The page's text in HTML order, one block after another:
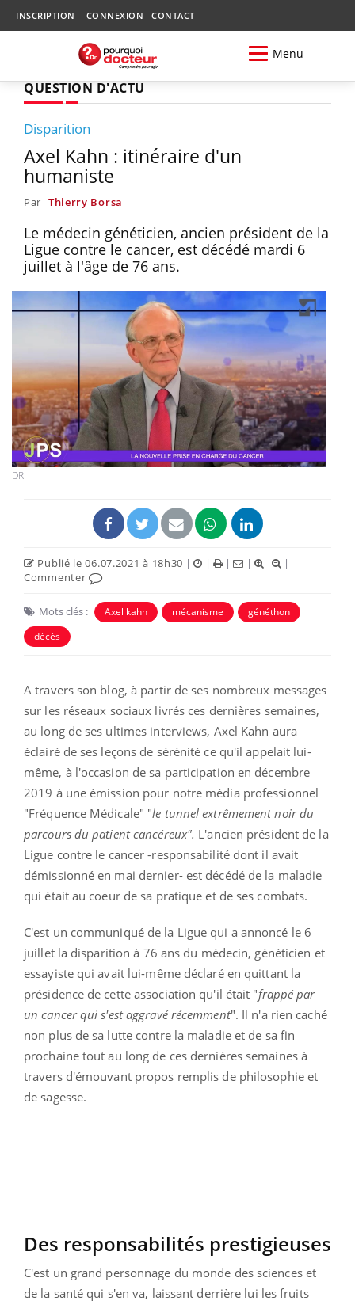
INSCRIPTION CONNEXION CONTACT
Menu
QUESTION D'ACTU
Disparition
Axel Kahn : itinéraire d'un
humaniste
Par Thierry Borsa
Le médecin généticien, ancien président de la
Ligue contre le cancer, est décédé mardi 6
juillet à l'âge de 76 ans.
DR
Publié le 06.07.2021 à 18h30 | | | |
|
Commenter
Mots clés : Axel kahn mécanisme
généthon
décès
A travers son blog, à partir de ses nombreux messages
sur les réseaux sociaux livrés ces dernières semaines,
au long de ses ultimes interviews, Axel Kahn aura
éclairé de ses leçons de sérénité ce qu'il appelait lui-
même, à l'occasion de sa participation en décembre
2019 à une émission pour notre média professionnel
"Fréquence Médicale" "le tunnel extrêmement noir du
parcours du patient cancéreux". L'ancien président de la
Ligue contre le cancer -responsabilité dont il avait
démissionné en mai dernier- est décédé de la maladie
qui était au coeur de sa pratique et de ses combats.
C'est un communiqué de la Ligue qui a annoncé le 6
juillet la disparition à 76 ans du médecin, généticien et
essayiste qui avait lui-même déclaré en quittant la
présidence de cette association qu'il était "frappé par
un cancer qui s'est aggravé récemment". Il n'a rien caché
non plus de sa lutte contre la maladie et de sa fin
prochaine tout au long de ces dernières semaines à
travers d'émouvant propos remplis de philosophie et
de sagesse.
Des responsabilités prestigieuses
C'est un grand personnage du monde des sciences et
de la santé qui s'en va, laissant derrière lui les fruits